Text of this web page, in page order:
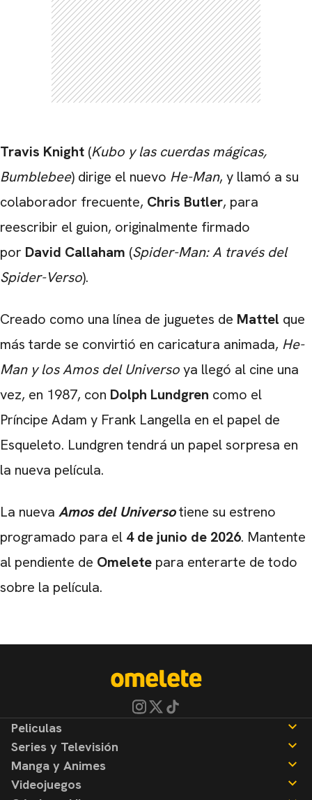
Travis Knight (Kubo y las cuerdas mágicas,
Bumblebee) dirige el nuevo He-Man, y llamó a su
colaborador frecuente, Chris Butler, para
reescribir el guion, originalmente firmado
por David Callaham (Spider-Man: A través del
Spider-Verso).
Creado como una línea de juguetes de Mattel que
más tarde se convirtió en caricatura animada, He-
Man y los Amos del Universoya llegó al cine una
vez, en 1987, con Dolph Lundgren como el
Príncipe Adam y Frank Langella en el papel de
Esqueleto. Lundgren tendrá un papel sorpresa en
la nueva película.
La nueva Amos del Universotiene su estreno
programado para el 4 de junio de 2026. Mantente
al pendiente de Omelete para enterarte de todo
sobre la película.
Peliculas
Noticias
Reseñas
Series y Televisión
Noticias
Reseñas
Manga y Animes
Noticias
Videojuegos